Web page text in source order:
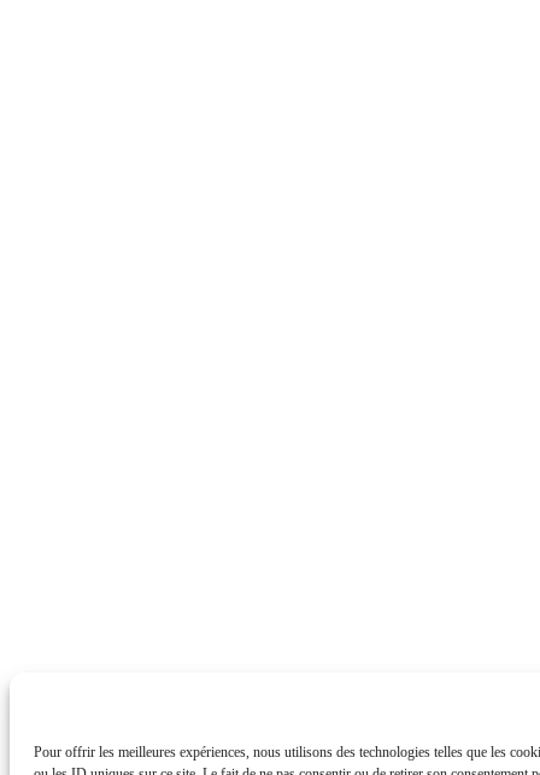
Pour offrir les meilleures expériences, nous utilisons des technologies telles que les